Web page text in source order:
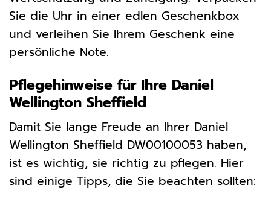
Sie die Uhr in einer edlen Geschenkbox
und verleihen Sie Ihrem Geschenk eine
persönliche Note.
Pflegehinweise für Ihre Daniel
Wellington Sheffield
Damit Sie lange Freude an Ihrer Daniel
Wellington Sheffield DW00100053 haben,
ist es wichtig, sie richtig zu pflegen. Hier
sind einige Tipps, die Sie beachten sollten: